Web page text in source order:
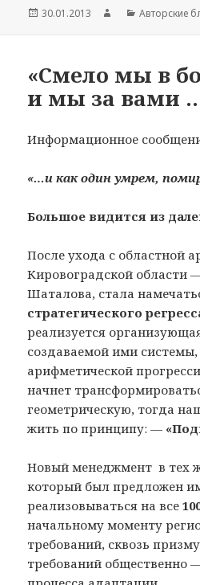
Опубликовано
30.01.2013 АвторРубрики
Авторские
«Смело мы в
и мы за вами
Информационное
«…и как один умрем,
Большое видится из
После ухода с областной
Кировоградской области
Шаталова, стала
стратегического
реализуется
создаваемой ими
арифметической
начнет
геометрическую, тогда
жить по принципу: —
Новый менеджмент в тех
который был предложен
реализовываться на все
начальному моменту
требований, сквозь
требований общественно